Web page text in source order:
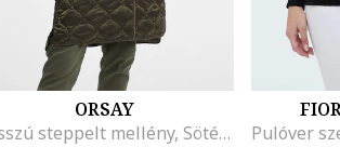
ORSAY
Hosszú steppelt mellény, Sötét khaki